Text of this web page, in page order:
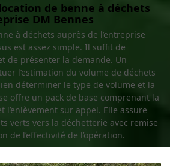
de benne à déchets
DM Bennes
à déchets auprès de l’entreprise
est assez simple. Il suffit de
de présenter la demande. Un
l’estimation du volume de déchets
déterminer le type de volume et la
offre un pack de base comprenant la
l’enlèvement sur appel. Elle assure
verts vers la déchetterie avec remise
de l’effectivité de l’opération.